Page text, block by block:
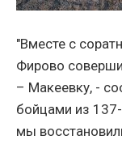
"Вместе с
Фирово
– Макеевку, -
бойцами из
мы